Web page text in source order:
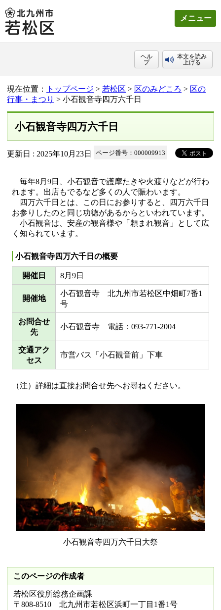
メニュー
ヘル
プ
本文を読み
上げる
現在位置： トップページ > 若松区 > 区のみどころ > 区の
行事・まつり > 小石観音寺四万六千日
小石観音寺四万六千日
更新日 : 2025年10月23日 ページ番号：000009913
毎年8月9日、小石観音で護摩たきや火渡りなどが行わ
れます。出店もでるなど多くの人で賑わいます。
四万六千日とは、この日にお参りすると、四万六千日
お参りしたのと同じ功徳があるからといわれています。
小石観音は、安産の観音様や「頼まれ観音」として広
く知られています。
小石観音寺四万六千日の概要
開催日 8月9日
開催地
小石観音寺 北九州市若松区中畑町7番1
号
お問合せ
先
小石観音寺 電話：093-771-2004
交通アク
セス
市営バス「小石観音前」下車
（注）詳細は直接お問合せ先へお尋ねください。
小石観音寺四万六千日大祭
このページの作成者
若松区役所総務企画課
〒808-8510 北九州市若松区浜町一丁目1番1号